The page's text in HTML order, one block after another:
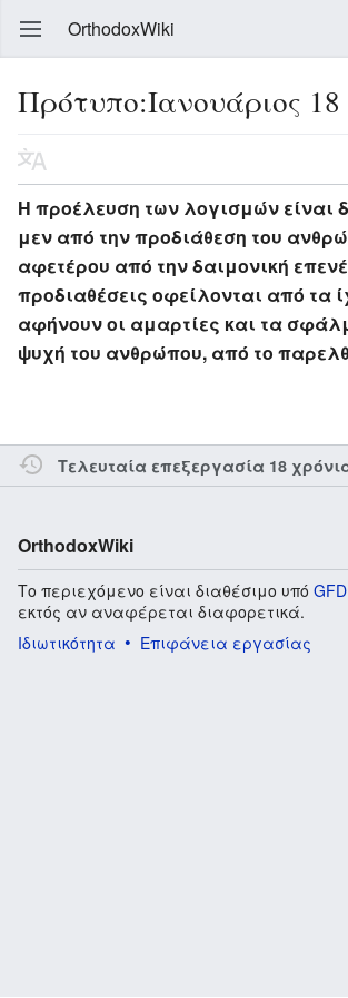
OrthodoxWiki
Πρότυπο:Ιανουάριος 18
Η προέλευση των λογισμών είναι
μεν από την προδιάθεση του
αφετέρου από την δαιμονική
προδιαθέσεις οφείλονται από τα
αφήνουν οι αμαρτίες και τα
ψυχή του ανθρώπου, από το
Τελευταία επεξεργασία 18
OrthodoxWiki
Το περιεχόμενο είναι διαθέσιμο υπό
εκτός αν αναφέρεται διαφορετικά.
Ιδιωτικότητα
Επιφάνεια εργασίας